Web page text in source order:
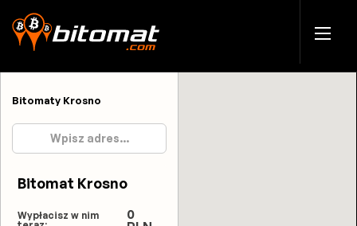
Bitomaty Krosno
Bitomat Krosno
Wypłacisz w nim
0